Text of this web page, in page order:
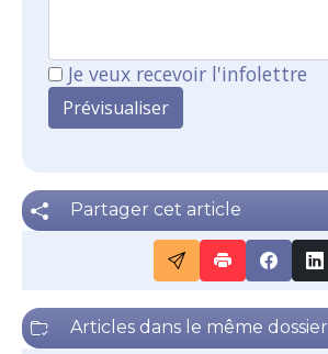
Je veux recevoir l'infolettre
Partager cet article
Articles dans le même dossier